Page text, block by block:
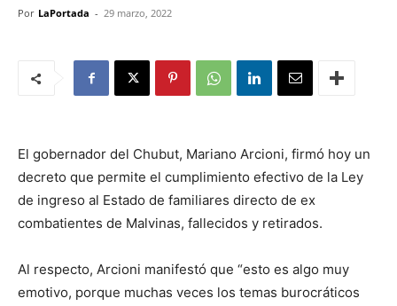
Por LaPortada - 29 marzo, 2022
El gobernador del Chubut, Mariano Arcioni, firmó hoy un
decreto que permite el cumplimiento efectivo de la Ley
de ingreso al Estado de familiares directo de ex
combatientes de Malvinas, fallecidos y retirados.
Al respecto, Arcioni manifestó que “esto es algo muy
emotivo, porque muchas veces los temas burocráticos